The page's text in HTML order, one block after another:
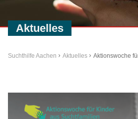
Aktuelles
Suchthilfe Aachen Aktuelles Aktionswoche